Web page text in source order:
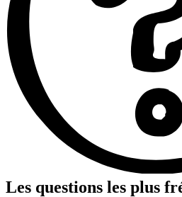
Les questions les plus